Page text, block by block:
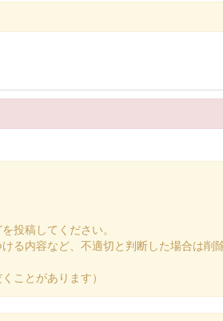
投稿してください。
る内容など、不適切と判断した場合は削
ことがあります）